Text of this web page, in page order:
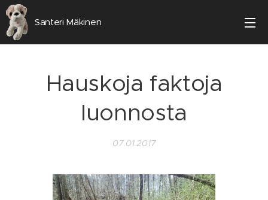
Santeri Mäkinen
Hauskoja faktoja
luonnosta
07.01.2017